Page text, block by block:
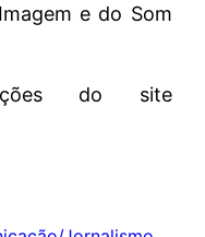
e do Som
do site